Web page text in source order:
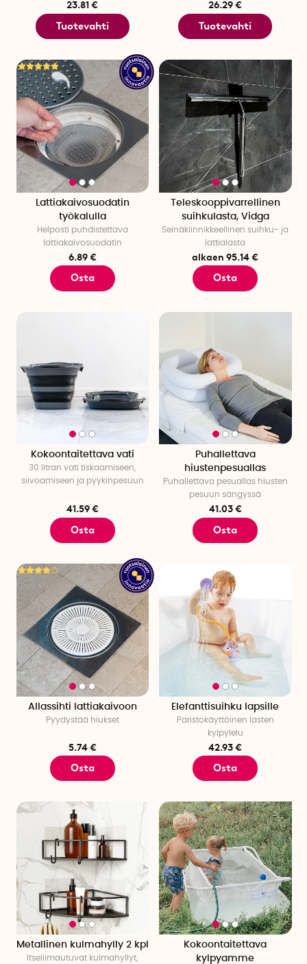
sinun ei tarvitse kumartua joka kerta kun peset hiuksia. Jos
taas kotoa löytyy kylpyamme on meillä myös useita
hyllymalleja, jotka lisäävät kylpyammeen viihtyisyyttä. Lisää
kirja, välipalakulho ja kynttilät - ja hemmottele itseäsi
kotikylpylässä.
Riippumatta siitä onko sinulla kylpyamme tai suihku, on
meillä useita käytännöllisiä ratkaisuja, jotka tekevät
kylpyhuoneesta entistä mukavamman.
23.81 €
Tuotevahti
26.29 €
Tuotevahti
Lattiakaivosuodatin
työkalulla
Helposti puhdistettava
lattiakaivosuodatin
6.89 €
Osta
Teleskooppivarrellinen
suihkulasta, Vidga
Seinäkiinnikkeellinen suihku- ja
lattialasta
alkaen 95.14 €
Osta
Kokoontaitettava vati
30 litran vati tiskaamiseen,
siivoamiseen ja pyykinpesuun
41.59 €
Osta
Puhallettava
hiustenpesuallas
Puhallettava pesuallas hiusten
pesuun sängyssä
41.03 €
Osta
Allassihti lattiakaivoon
Pyydystää hiukset
5.74 €
Osta
Elefanttisuihku lapsille
Paristokäyttöinen lasten
kylpylelu
42.93 €
Osta
Metallinen kulmahylly 2 kpl
Itseliimautuvat kulmahyllyt,
Kokoontaitettava
kylpyamme